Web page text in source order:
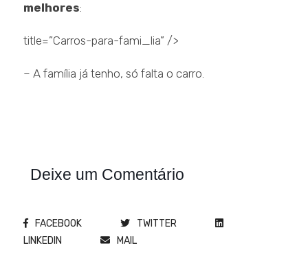
melhores:
title=”Carros-para-fami_lia” />
– A família já tenho, só falta o carro.
Deixe um Comentário
FACEBOOK
TWITTER
LINKEDIN
MAIL